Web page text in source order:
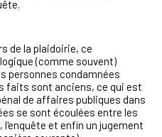
de la plaidoirie, ce
(comme souvent)
personnes condamnées
faits sont anciens, ce qui est
de affaires publiques dans
se sont écoulées entre les
et enfin un jugement